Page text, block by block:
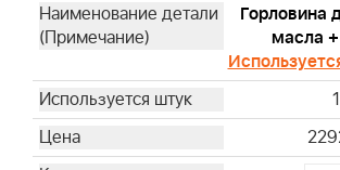
Горловина
масла
1